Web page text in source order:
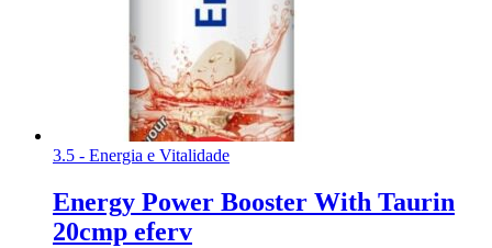
3.5 - Energia e Vitalidade
Energy Power Booster With Taurin
20cmp eferv